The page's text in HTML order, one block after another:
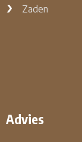
Zaden
Advies